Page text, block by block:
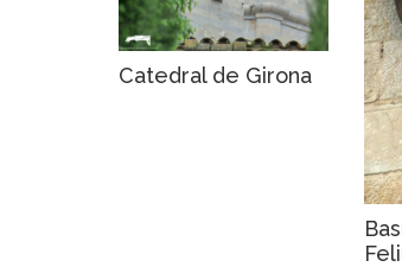
Catedral de Girona